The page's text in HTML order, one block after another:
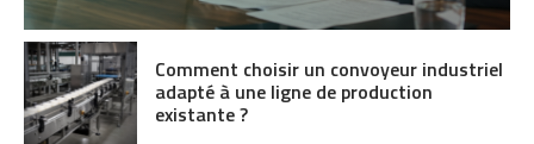
Comment choisir un convoyeur industriel
adapté à une ligne de production
existante ?